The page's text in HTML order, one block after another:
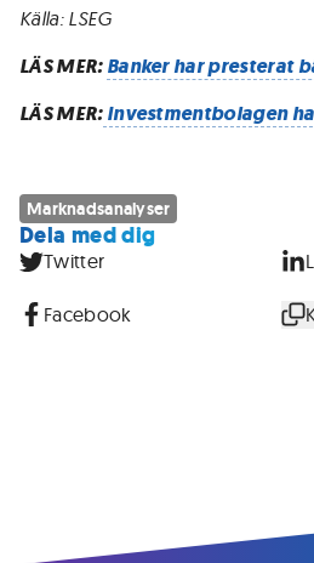
Källa: LSEG
LÄS MER:Banker har presterat
LÄS MER:Investmentbolagen
Marknadsanalyser
Dela med dig
Twitter
Facebook